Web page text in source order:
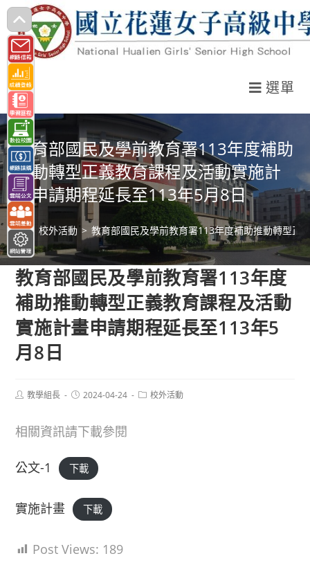
跳
轉
至
主
要
內
容
選單
教育部國民及學前教育署113年度補助
推動轉型正義教育課程及活動實施計
畫申請期程延長至113年5月8日
> 校外活動 > 教育部國民及學前教育署113年度補助推動轉型正
教育部國民及學前教育署113年度
補助推動轉型正義教育課程及活動
實施計畫申請期程延長至113年5
月8日
Post教學組長
Post2024-04-24
Post校外活動
相關資訊請下載參閱
公文-1 下載
實施計畫 下載
Post Views: 189